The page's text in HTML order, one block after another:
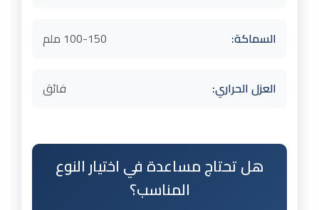
السماكة: 100-150 ملم
العزل الحراري: فائق
هل تحتاج مساعدة في اختيار النوع
المناسب؟